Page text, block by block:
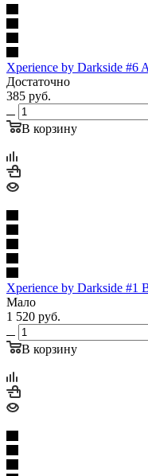
Xperience by Darkside #6
Достаточно
385 руб.
В корзину
Xperience by Darkside #1
Мало
1 520 руб.
В корзину